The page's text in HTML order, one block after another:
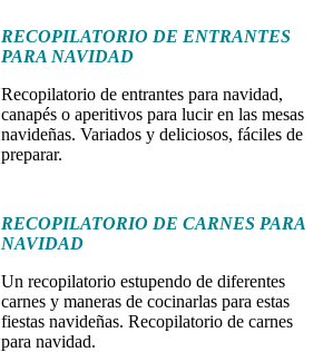
RECOPILATORIO DE ENTRANTES
PARA NAVIDAD
Recopilatorio de entrantes para navidad,
canapés o aperitivos para lucir en las mesas
navideñas. Variados y deliciosos, fáciles de
preparar.
RECOPILATORIO DE CARNES PARA
NAVIDAD
Un recopilatorio estupendo de diferentes
carnes y maneras de cocinarlas para estas
fiestas navideñas. Recopilatorio de carnes
para navidad.